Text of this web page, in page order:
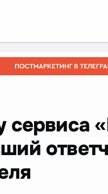
сервиса